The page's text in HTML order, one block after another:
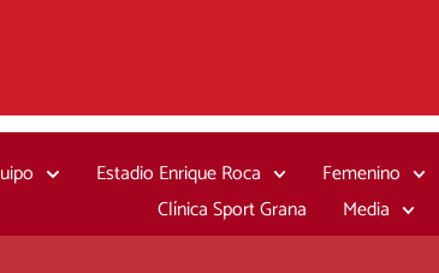
Estadio Enrique Roca Femenino
Clínica Sport Grana
Media